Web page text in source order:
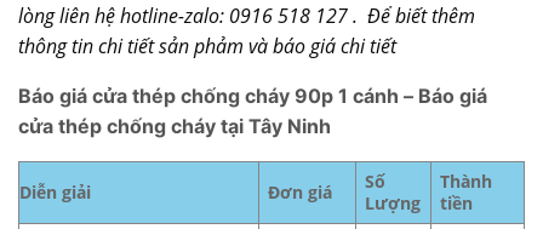
lòng liên hệ hotline-zalo: 0916 518 127 . Để biết thêm
thông tin chi tiết sản phảm và báo giá chi tiết
Báo giá cửa thép chống cháy 90p 1 cánh – Báo giá
cửa thép chống cháy tại Tây Ninh
Diễn giải Đơn giá
Số
Lượng
Thành
tiền